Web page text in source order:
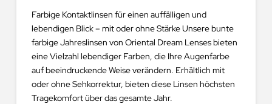
Farbige Kontaktlinsen für einen auffälligen und
lebendigen Blick – mit oder ohne Stärke Unsere bunte
farbige Jahreslinsen von Oriental Dream Lenses bieten
eine Vielzahl lebendiger Farben, die Ihre Augenfarbe
auf beeindruckende Weise verändern. Erhältlich mit
oder ohne Sehkorrektur, bieten diese Linsen höchsten
Tragekomfort über das gesamte Jahr.